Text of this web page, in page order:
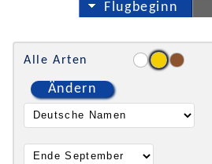
Flugbeginn
Alle Arten
Ändern